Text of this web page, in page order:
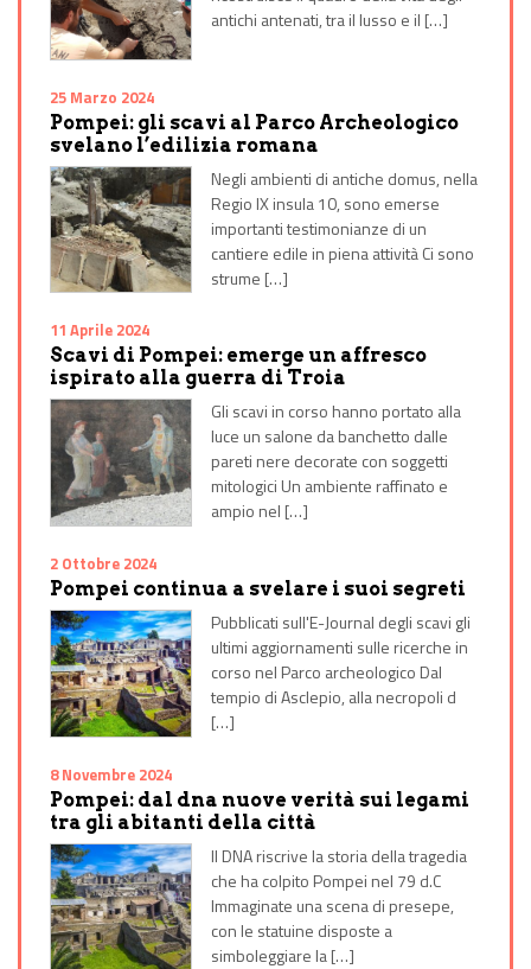
antichi antenati, tra il lusso e il […]
25 Marzo 2024
Pompei: gli scavi al Parco Archeologico
svelano l’edilizia romana
Negli ambienti di antiche domus, nella
Regio IX insula 10, sono emerse
importanti testimonianze di un
cantiere edile in piena attività Ci sono
strume […]
11 Aprile 2024
Scavi di Pompei: emerge un affresco
ispirato alla guerra di Troia
Gli scavi in corso hanno portato alla
luce un salone da banchetto dalle
pareti nere decorate con soggetti
mitologici Un ambiente raffinato e
ampio nel […]
2 Ottobre 2024
Pompei continua a svelare i suoi segreti
Pubblicati sull'E-Journal degli scavi gli
ultimi aggiornamenti sulle ricerche in
corso nel Parco archeologico Dal
tempio di Asclepio, alla necropoli d
[…]
8 Novembre 2024
Pompei: dal dna nuove verità sui legami
tra gli abitanti della città
Il DNA riscrive la storia della tragedia
che ha colpito Pompei nel 79 d.C
Immaginate una scena di presepe,
con le statuine disposte a
simboleggiare la […]